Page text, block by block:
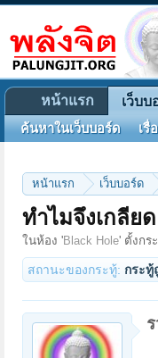
หน้าแรก เว็บบอร์ด
ทำไมจึงเกลีย
ในห้อง 'Black Hole' ตั้งกร
สถานะของกระทู้: กระทู้
หน้าแรก เว็บบ
ค้นหาในเว็บบอร์ด เรื่